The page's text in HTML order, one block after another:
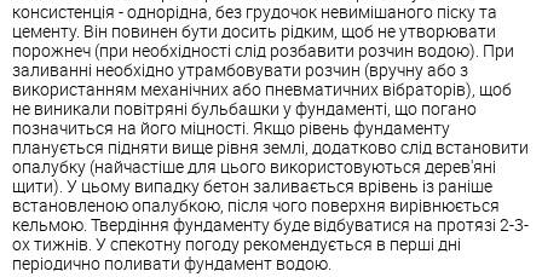
консистенція - однорідна, без грудочок невимішаного піску та
цементу. Він повинен бути досить рідким, щоб не утворювати
порожнеч (при необхідності слід розбавити розчин водою). При
заливанні необхідно утрамбовувати розчин (вручну або з
використанням механічних або пневматичних вібраторів), щоб
не виникали повітряні бульбашки у фундаменті, що погано
позначиться на його міцності. Якщо рівень фундаменту
планується підняти вище рівня землі, додатково слід встановити
опалубку (найчастіше для цього використовуються дерев'яні
щити). У цьому випадку бетон заливається врівень із раніше
встановленою опалубкою, після чого поверхня вирівнюється
кельмою. Твердіння фундаменту буде відбуватися на протязі 2-3-
ох тижнів. У спекотну погоду рекомендується в перші дні
періодично поливати фундамент водою.